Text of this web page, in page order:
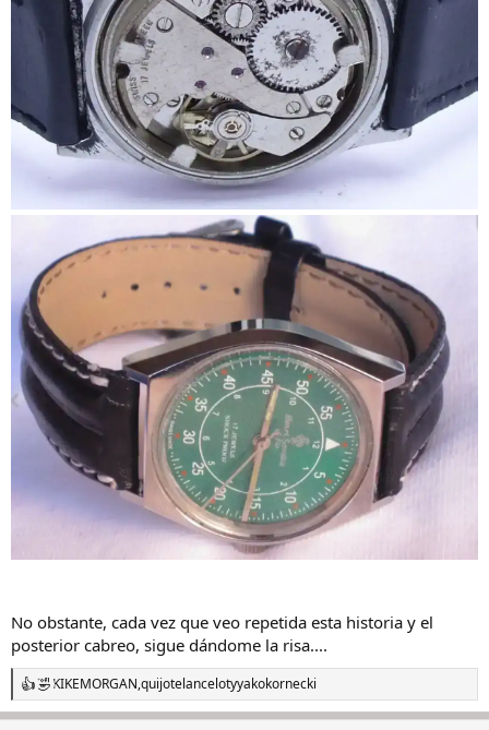
No obstante, cada vez que veo repetida esta historia y el
posterior cabreo, sigue dándome la risa....
R
e
KIKEMORGAN,quijotelancelotyyakokornecki